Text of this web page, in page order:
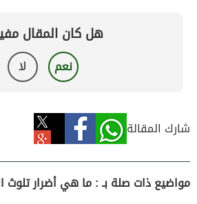
هل كان المقال
نعم لا
شارك المقالة
مواضيع ذات صلة بـ : ما هي أضرار تلوث